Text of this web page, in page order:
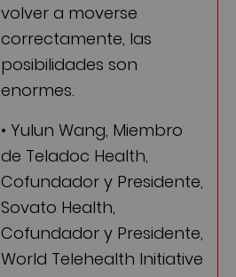
volver a moverse
correctamente, las
posibilidades son
enormes.
• Yulun Wang, Miembro
de Teladoc Health,
Cofundador y Presidente,
Sovato Health,
Cofundador y Presidente,
World Telehealth Initiative